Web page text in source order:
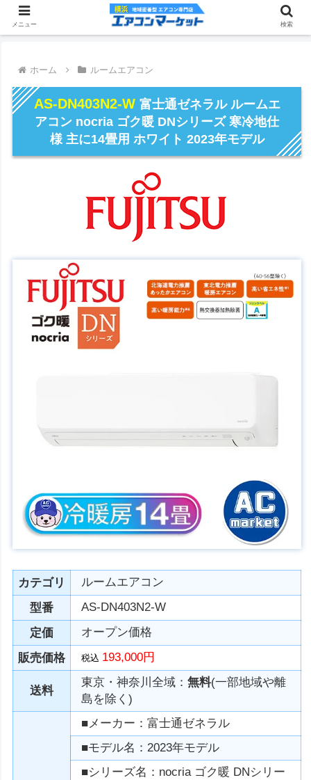
ホーム ルームエアコン
AS-DN403N2-W 富士通ゼネラル ルームエ
アコン nocria ゴク暖 DNシリーズ 寒冷地仕
様 主に14畳用 ホワイト 2023年モデル
カテゴリ
ルームエアコン
型番
AS-DN403N2-W
定価
オープン価格
販売価格
税込 193,000円
送料
東京・神奈川全域：無料(一部地域や離
島を除く)
■メーカー：富士通ゼネラル
■モデル名：2023年モデル
■シリーズ名：nocria ゴク暖 DNシリー
メニュー 検索